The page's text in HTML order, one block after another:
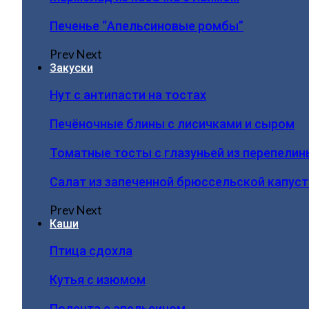
Печенье “Апельсиновые ромбы”
PrevNext
Закуски
Нут с антипасти на тостах
Печёночные блины с лисичками и сыром
Томатные тосты с глазуньей из
Салат из запеченной брюссельской
PrevNext
Каши
Птица сдохла
Кутья с изюмом